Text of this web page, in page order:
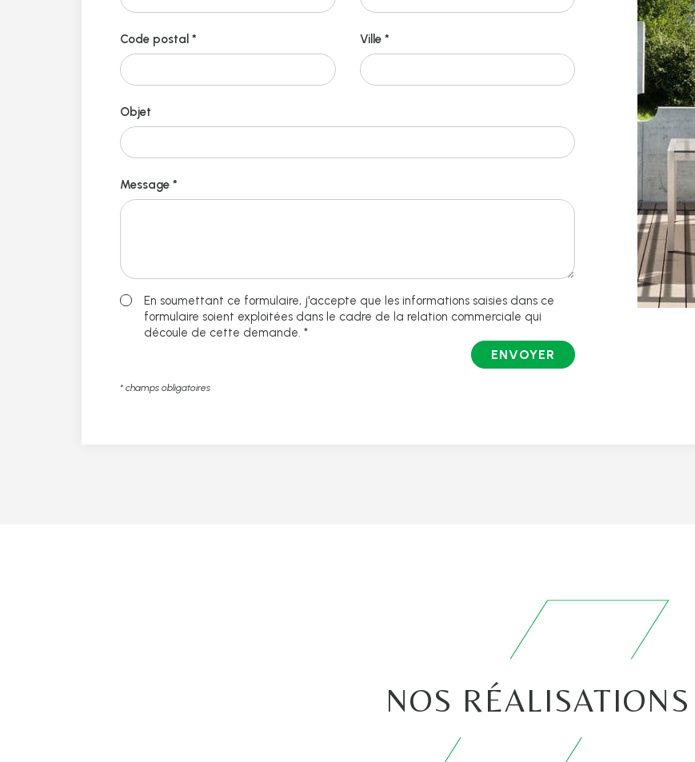
Code postal * Ville *
Objet
Message *
En soumettant ce formulaire, j'accepte que les informations saisies dans ce
formulaire soient exploitées dans le cadre de la relation commerciale qui
découle de cette demande. *
ENVOYER
* champs obligatoires
NOS RÉALISATIONS